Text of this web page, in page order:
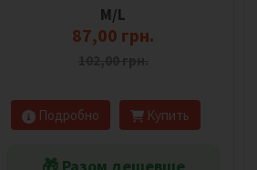
M/L
87,00 грн.
Подробно Купить
🎁 Разом дешевше